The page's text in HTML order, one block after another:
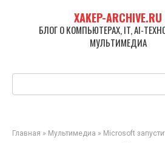
XAKEP-ARCHIVE.RU
БЛОГ О КОМПЬЮТЕРАХ, IT, AI-
МУЛЬТИМЕДИА
Поиск:
Главная » Мультимедиа » Microsoft